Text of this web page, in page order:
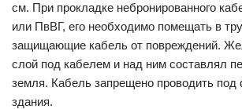
см. При прокладке небронированного
или ПвВГ, его необходимо помещать в
защищающие кабель от повреждений.
слой под кабелем и над ним составлял
земля. Кабель запрещено проводить
здания.